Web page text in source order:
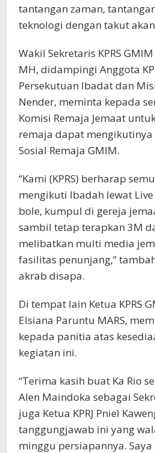
tantangan zaman,
teknologi dengan takut
Wakil Sekretaris KPRS
MH, didampingi Anggota
Persekutuan Ibadat dan
Nender, meminta kepada
Komisi Remaja Jemaat
remaja dapat
Sosial Remaja GMIM.
“Kami (KPRS) berharap
mengikuti Ibadah lewat
bole, kumpul di gereja
sambil tetap terapkan 3M
melibatkan multi media
fasilitas penunjang,”
akrab disapa.
Di tempat lain Ketua KPRS
Elsiana Paruntu MARS,
kepada panitia atas
kegiatan ini.
“Terima kasih buat Ka Rio
Alen Maindoka sebagai
juga Ketua KPRJ Pniel
tanggungjawab ini yang
minggu persiapannya. Saya